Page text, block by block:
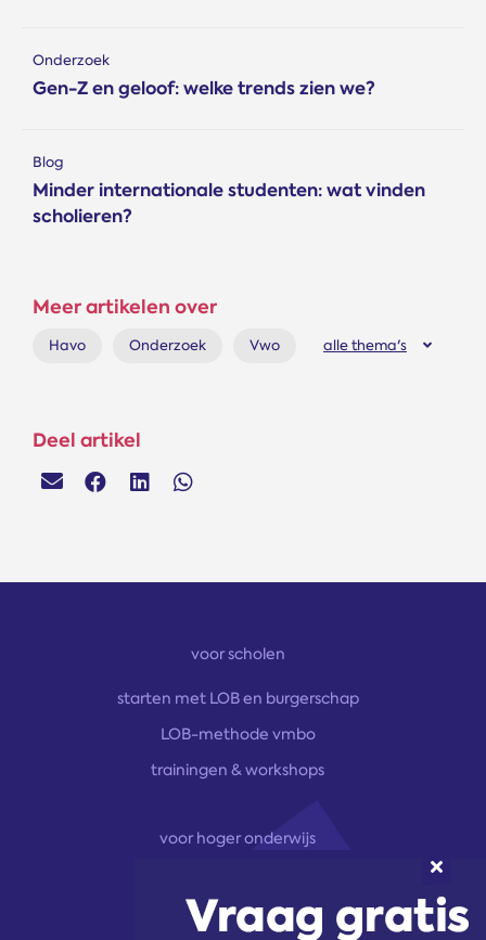
Onderzoek
Gen-Z en geloof: welke trends zien we?
Blog
Minder internationale studenten: wat vinden
scholieren?
Meer artikelen over
Havo Onderzoek Vwo alle thema's
Deel artikel
voor scholen
starten met LOB en burgerschap
LOB-methode vmbo
trainingen & workshops
voor hoger onderwijs
marketingoplossingen